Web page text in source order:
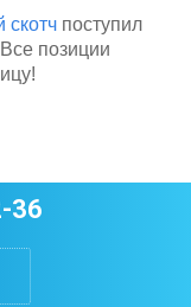
скотч поступил
позиции
36